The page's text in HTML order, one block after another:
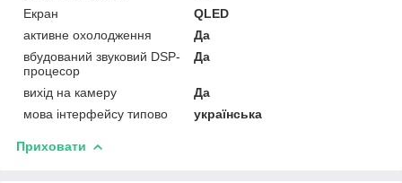
Екран
QLED
активне охолодження
Да
вбудований звуковий DSP-
процесор
Да
вихід на камеру
Да
мова інтерфейсу типово
українська
Приховати